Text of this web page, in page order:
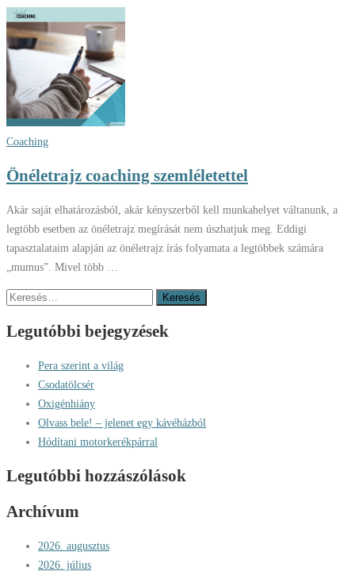
Coaching
Önéletrajz coaching szemléletettel
Akár saját elhatározásból, akár kényszerből kell munkahelyet váltanunk, a
legtöbb esetben az önéletrajz megírását nem úszhatjuk meg. Eddigi
tapasztalataim alapján az önéletrajz írás folyamata a legtöbbek számára
„mumus”. Mivel több …
Keresés:
Legutóbbi bejegyzések
Pera szerint a világ
Csodatölcsér
Oxigénhiány
Olvass bele! – jelenet egy kávéházból
Hódítani motorkerékpárral
Legutóbbi hozzászólások
Archívum
2026. augusztus
2026. július